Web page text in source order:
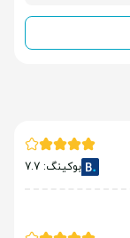
بوکینگ: 7.7